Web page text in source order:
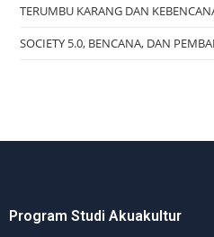
TERUMBU KARANG DAN
SOCIETY 5.0, BENCANA, DAN
Program Studi Akuakultur